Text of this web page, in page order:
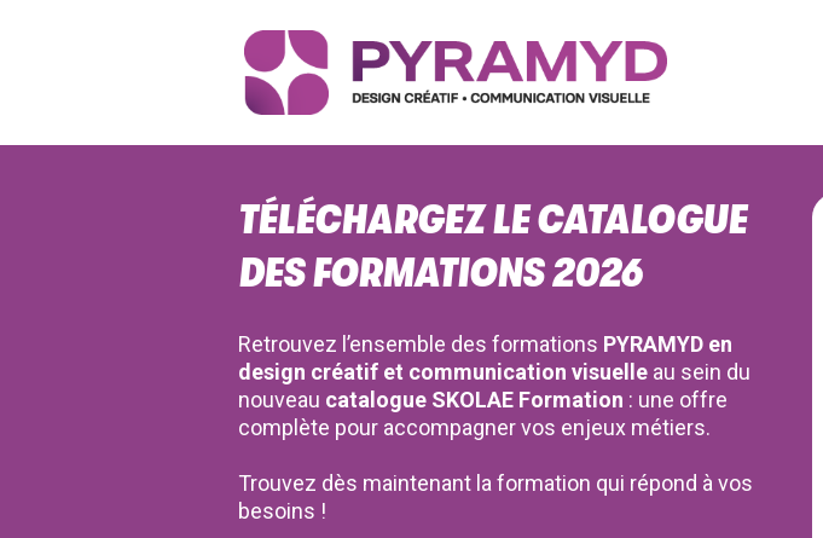
TÉLÉCHARGEZ LE CATALOGUE
DES FORMATIONS 2026
Retrouvez l’ensemble des formations PYRAMYD en
design créatif et communication visuelle au sein du
nouveau catalogue SKOLAE Formation : une offre
complète pour accompagner vos enjeux métiers.
Trouvez dès maintenant la formation qui répond à vos
besoins !